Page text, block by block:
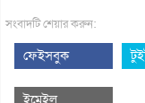
সংবাদটি শেয়ার করুন:
ফেইসবুক
ইমেইল